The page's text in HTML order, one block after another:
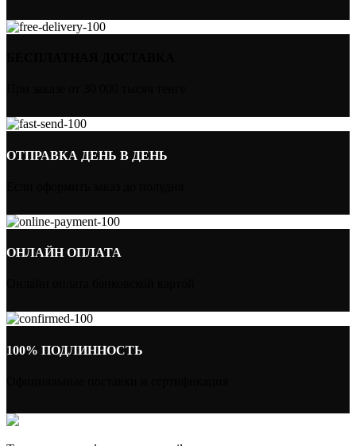
ОТПРАВКА ДЕНЬ В ДЕНЬ
ОНЛАЙН ОПЛАТА
100% ПОДЛИННОСТЬ